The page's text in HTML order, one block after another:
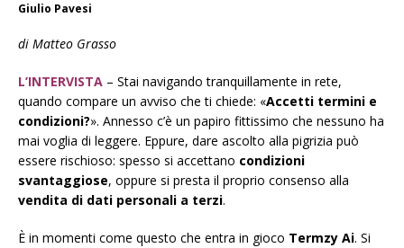
Giulio Pavesi
di Matteo Grasso
L’INTERVISTA – Stai navigando tranquillamente in rete,
quando compare un avviso che ti chiede: «Accetti termini e
condizioni?». Annesso c’è un papiro fittissimo che nessuno ha
mai voglia di leggere. Eppure, dare ascolto alla pigrizia può
essere rischioso: spesso si accettano condizioni
svantaggiose, oppure si presta il proprio consenso alla
vendita di dati personali a terzi.
È in momenti come questo che entra in gioco Termzy Ai. Si